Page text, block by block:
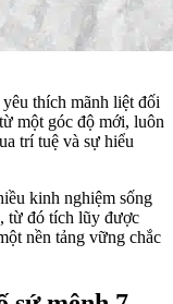
thích mãnh liệt đối
một góc độ mới, luôn
trí tuệ và sự hiểu
kinh nghiệm sống
từ đó tích lũy được
nền tảng vững chắc